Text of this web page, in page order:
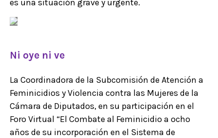
es una situación grave y urgente.
Ni oye ni ve
La Coordinadora de la Subcomisión de Atención a
Feminicidios y Violencia contra las Mujeres de la
Cámara de Diputados, en su participación en el
Foro Virtual “El Combate al Feminicidio a ocho
años de su incorporación en el Sistema de